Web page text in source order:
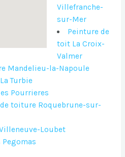
Villefranche-
sur-Mer
Peinture de
toit La Croix-
Valmer
Mandelieu-la-Napoule
Turbie
Pourrieres
toiture Roquebrune-sur-
Loubet